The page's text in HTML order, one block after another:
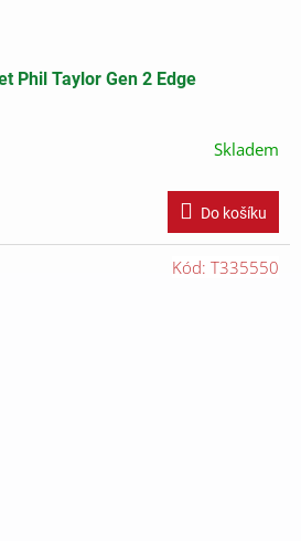
Phil Taylor Gen 2 Edge
Skladem
Do košíku
Kód: T335550